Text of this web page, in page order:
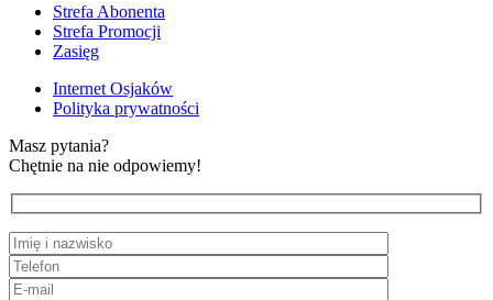
Strefa Abonenta
Strefa Promocji
Zasięg
Internet Osjaków
Polityka prywatności
Masz pytania?
Chętnie na nie odpowiemy!